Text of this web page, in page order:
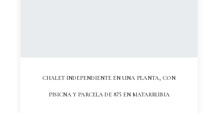
CHALET INDEPENDIENTE EN UNA PLANTA, CON
PISICNA Y PARCELA DE 875 EN MATARRUBIA